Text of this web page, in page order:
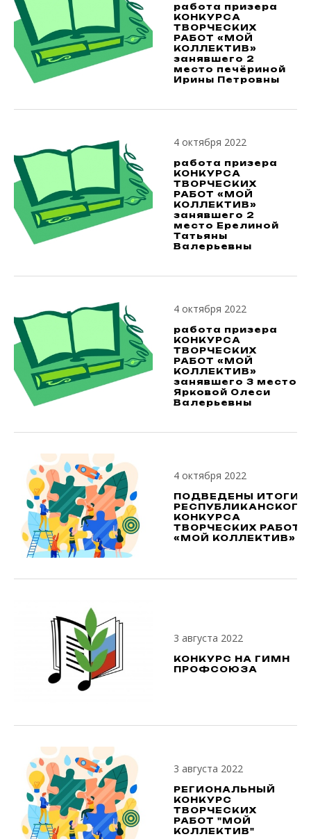
работа призера
КОНКУРСА
ТВОРЧЕСКИХ
РАБОТ «МОЙ
КОЛЛЕКТИВ»
занявшего 2
место печёриной
Ирины Петровны
4 октября 2022
работа призера
КОНКУРСА
ТВОРЧЕСКИХ
РАБОТ «МОЙ
КОЛЛЕКТИВ»
занявшего 2
место Ерелиной
Татьяны
Валерьевны
4 октября 2022
работа призера
КОНКУРСА
ТВОРЧЕСКИХ
РАБОТ «МОЙ
КОЛЛЕКТИВ»
занявшего 3 место
Ярковой Олеси
Валерьевны
4 октября 2022
ПОДВЕДЕНЫ ИТОГИ
РЕСПУБЛИКАНСКОГО
КОНКУРСА
ТВОРЧЕСКИХ РАБОТ
«МОЙ КОЛЛЕКТИВ»
3 августа 2022
КОНКУРС НА ГИМН
ПРОФСОЮЗА
3 августа 2022
РЕГИОНАЛЬНЫЙ
КОНКУРС
ТВОРЧЕСКИХ
РАБОТ "МОЙ
КОЛЛЕКТИВ"